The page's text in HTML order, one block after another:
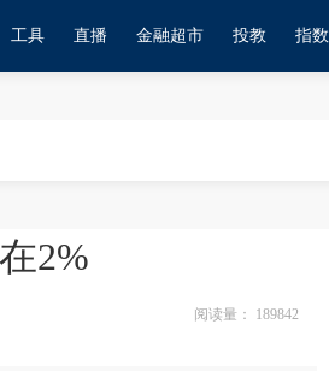
工具 直播 金融超市 投教 指数
2%
阅读量： 189842